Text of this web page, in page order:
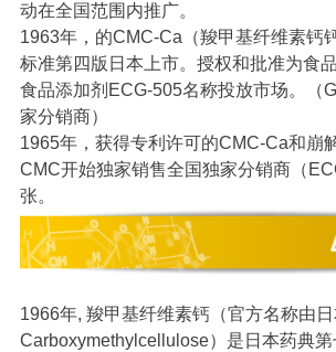
动在全国范围内推广。
1963年，的CMC-Ca （羧甲基纤维素钙
标准第四版日本上市。授权和批准为食
食品添加剂 ECG-505名称投放市场。（
家分销商）
1965年，获得专利许可的CMC-Ca和崩
CMC开始独家销售全国独家分销商（
张。
1966年, 羧甲基纤维素钙（官方名称由日
Carboxymethylcellulose）是日本药典